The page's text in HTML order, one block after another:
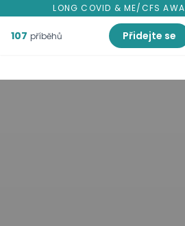
LONG COVID & ME/CFS
107 příběhů Přidejte se